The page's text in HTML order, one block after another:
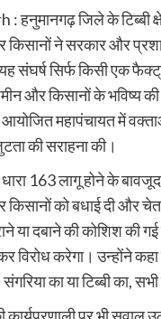
हनुमानगढ़ जिले के टिब्बी
ने सरकार और
संघर्ष सिर्फ किसी एक
और किसानों के भविष्य
आयोजित महापंचायत में
की सराहना की।
163 लागू होने के
को बधाई दी और
या दबाने की कोशिश की
विरोध करेगा। उन्होंने कहा
का या टिब्बी का,